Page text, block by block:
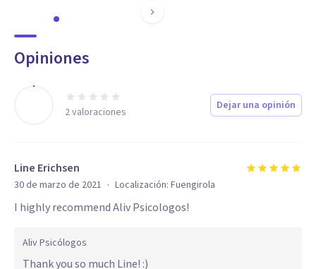
Opiniones
2valoraciones Dejar una opinión
Line Erichsen
30 de marzo de 2021 · Localización: Fuengirola
I highly recommend Aliv Psicologos!
Aliv Psicólogos
Thank you so much Line! :)